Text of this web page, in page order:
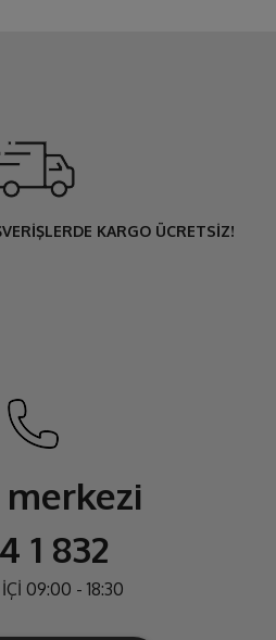
KARGO ÜCRETSİZ!
merkezi
1 832
09:00 - 18:30